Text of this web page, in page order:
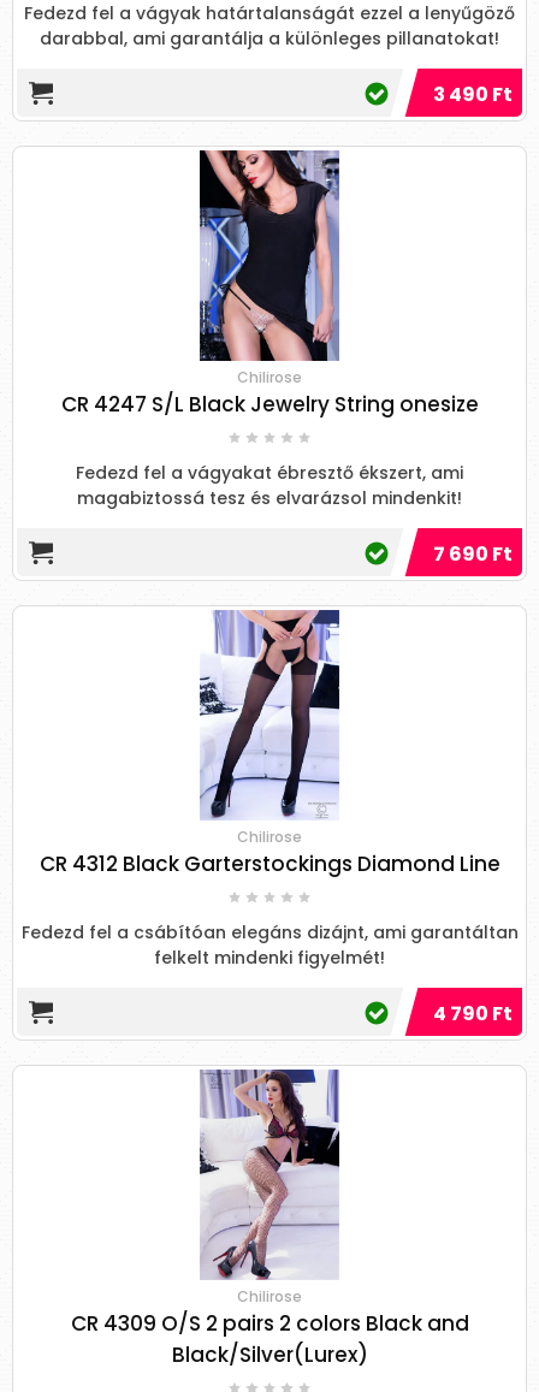
Fedezd fel a vágyak határtalanságát ezzel a lenyűgöző
darabbal, ami garantálja a különleges pillanatokat!
3 490 Ft
Chilirose
CR 4247 S/L Black Jewelry String onesize
Fedezd fel a vágyakat ébresztő ékszert, ami
magabiztossá tesz és elvarázsol mindenkit!
7 690 Ft
Chilirose
CR 4312 Black Garterstockings Diamond Line
Fedezd fel a csábítóan elegáns dizájnt, ami garantáltan
felkelt mindenki figyelmét!
4 790 Ft
Chilirose
CR 4309 O/S 2 pairs 2 colors Black and
Black/Silver(Lurex)